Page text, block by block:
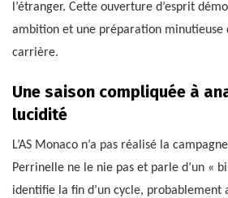
l’étranger. Cette ouverture d’esprit
ambition et une préparation minutieuse
carrière.
Une saison compliquée à
lucidité
L’AS Monaco n’a pas réalisé la
Perrinelle ne le nie pas et parle d’un «
identifie la fin d’un cycle, probablement